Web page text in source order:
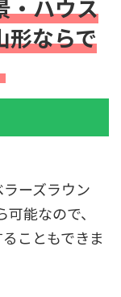
・ハウス
形ならで
ーズラウン
能なので、
こともできま